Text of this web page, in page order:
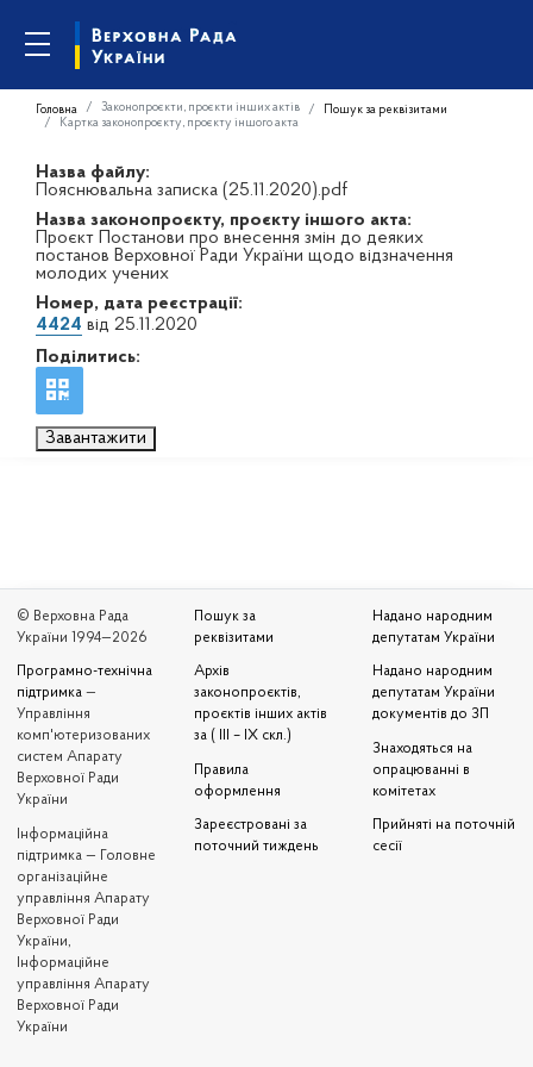
Головна Законопроєкти, проєкти інших актів
Пошук за реквізитами
Картка законопроєкту, проєкту іншого акта
Назва файлу:
Пояснювальна записка (25.11.2020).pdf
Назва законопроєкту, проєкту іншого акта:
Проєкт Постанови про внесення змін до деяких
постанов Верховної Ради України щодо відзначення
молодих учених
Номер, дата реєстрації:
4424 від 25.11.2020
Поділитись:
Завантажити
© Верховна Рада
України 1994—2026
Програмно-технічна
підтримка —
Управління
комп'ютеризованих
систем Апарату
Верховної Ради
України
Iнформаційна
підтримка — Головне
організаційне
управління Апарату
Верховної Ради
України,
Інформаційне
управління Апарату
Верховної Ради
України
Пошук за
реквізитами
Архів
законопроєктів,
проєктів інших актів
за ( III – IX скл.)
Правила
оформлення
Зареєстровані за
поточний тиждень
Надано народним
депутатам України
Надано народним
депутатам України
документів до ЗП
Знаходяться на
опрацюванні в
комітетах
Прийняті на поточній
сесії